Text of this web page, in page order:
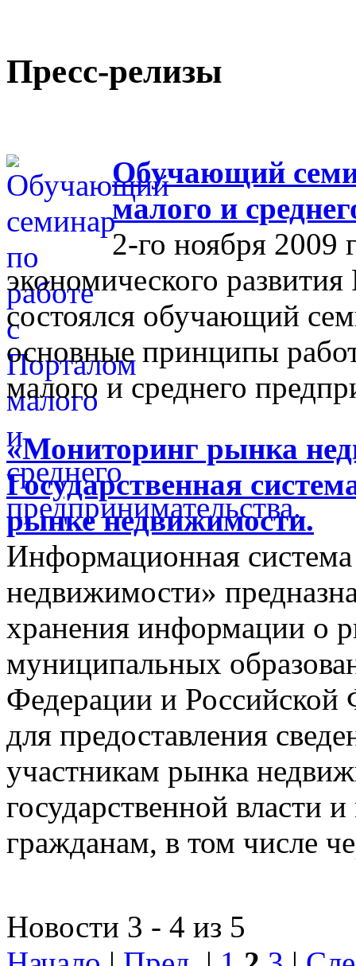
Пресс-релизы
Обучающий
малого и
2-го ноября 2009
экономического
состоялся обучающий
основные принципы
малого и среднего
«Мониторинг рынка
Государственная
рынке недвижимости.
Информационная
недвижимости»
хранения информации о
муниципальных
Федерации и Российской
для предоставления
участникам рынка
государственной власти
гражданам, в том числе
Новости 3 - 4 из 5